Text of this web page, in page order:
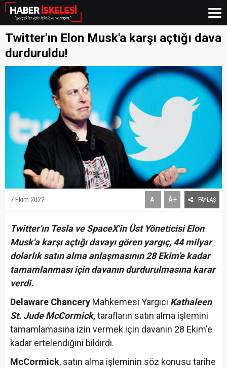
Twitter'ın Elon Musk'a karşı açtığı dava
durduruldu!
7 Ekim 2022 A- A+ PAYLAŞ
Twitter'ın Tesla ve SpaceX'in Üst Yöneticisi Elon
Musk'a karşı açtığı davayı gören yargıç, 44 milyar
dolarlık satın alma anlaşmasının 28 Ekim'e kadar
tamamlanması için davanın durdurulmasına karar
verdi.
Delaware Chancery Mahkemesi Yargıcı Kathaleen
St. Jude McCormick,tarafların satın alma işlemini
tamamlamasına izin vermek için davanın 28 Ekim'e
kadar ertelendiğini bildirdi.
McCormick, satın alma işleminin söz konusu tarihe